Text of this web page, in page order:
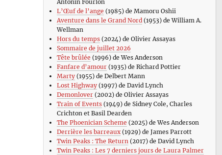
Antonin Fourlon
L’Œuf de l’ange (1985) de Mamoru Oshii
Aventure dans le Grand Nord(1953) de William A.
Wellman
Hors du temps(2024) de Olivier Assayas
Sommaire de juillet 2026
Tête brûlée (1996) de Wes Anderson
Fanfare d’amour(1935) de Richard Pottier
Marty(1955) de Delbert Mann
Lost Highway(1997) de David Lynch
Demonlover(2002) de Olivier Assayas
Train of Events(1949) de Sidney Cole, Charles
Crichton et Basil Dearden
The Phoenician Scheme (2025) de Wes Anderson
Derrière les barreaux(1929) de James Parrott
Twin Peaks : The Return(2017) de David Lynch
Twin Peaks : Les 7 derniers jours de Laura Palmer